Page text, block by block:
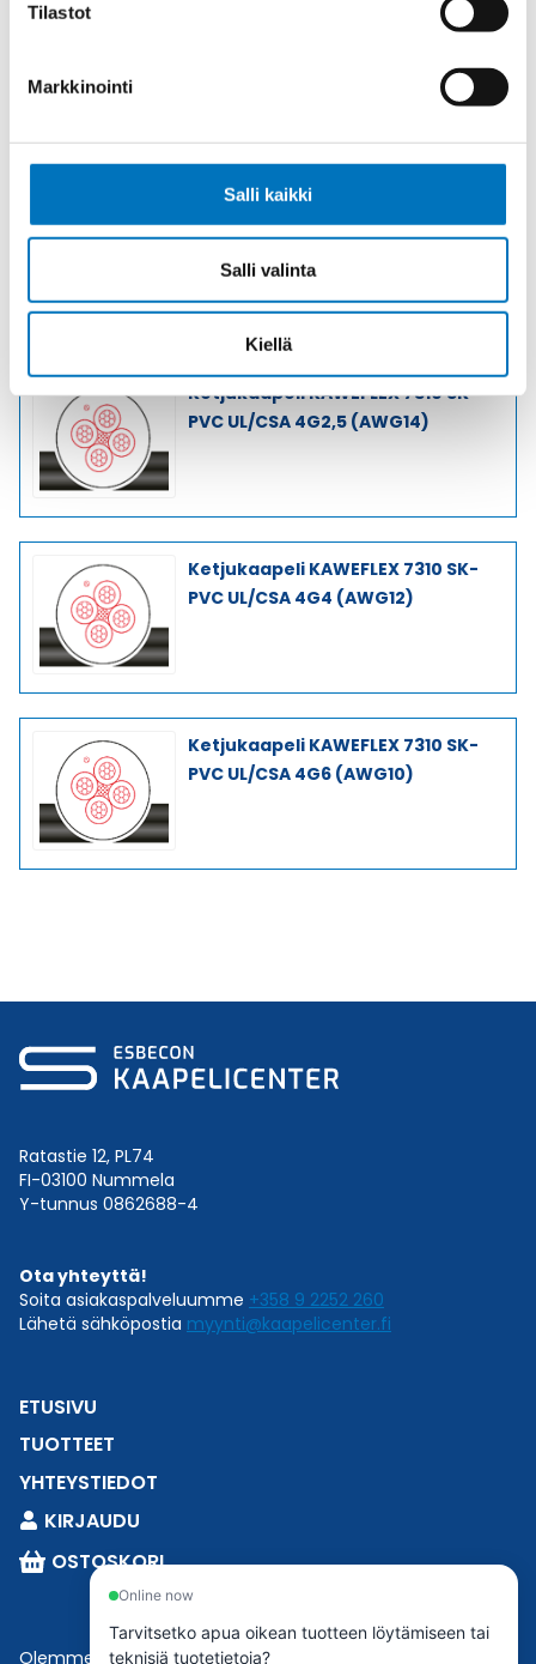
Tilastot
Markkinointi
Salli kaikki
Salli valinta
Kiellä
Soita asiakaspalveluumme ark. 8-16
Tai lähetä sähköpostia
myynti@kaapelicenter.fi
Saman kaapelin eri versiot
Ketjukaapeli KAWEFLEX 7310 SK-
PVC UL/CSA 4G2,5 (AWG14)
Ketjukaapeli KAWEFLEX 7310 SK-
PVC UL/CSA 4G4 (AWG12)
Ketjukaapeli KAWEFLEX 7310 SK-
PVC UL/CSA 4G6 (AWG10)
Ratastie 12, PL74
FI-03100 Nummela
Y-tunnus 0862688-4
Ota yhteyttä!
Soita asiakaspalveluumme +358 9 2252 260
Lähetä sähköpostia myynti@kaapelicenter.fi
ETUSIVU
TUOTTEET
YHTEYSTIEDOT
KIRJAUDU
OSTOSKORI
Olemme osaEsbeconia.
Online now
Tarvitsetko apua oikean tuotteen löytämiseen tai
teknisiä tuotetietoja?